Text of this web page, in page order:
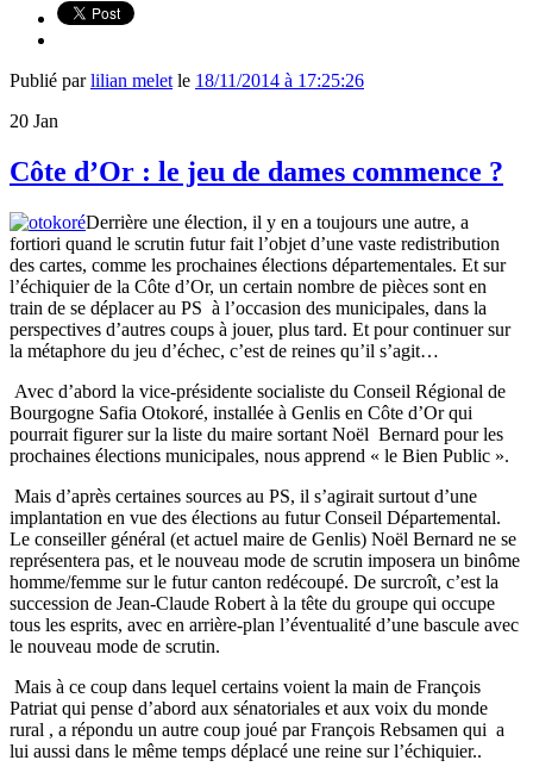
Publié parlilian melet le 18/11/2014 à 17:25:26
20 Jan
Côte d’Or : le jeu de dames commence ?
Derrière une élection, il y en a toujours une autre, a
fortiori quand le scrutin futur fait l’objet d’une vaste redistribution
des cartes, comme les prochaines élections départementales. Et sur
l’échiquier de la Côte d’Or, un certain nombre de pièces sont en
train de se déplacer au PS à l’occasion des municipales, dans la
perspectives d’autres coups à jouer, plus tard. Et pour continuer sur
la métaphore du jeu d’échec, c’est de reines qu’il s’agit…
Avec d’abord la vice-présidente socialiste du Conseil Régional de
Bourgogne Safia Otokoré, installée à Genlis en Côte d’Or qui
pourrait figurer sur la liste du maire sortant Noël Bernard pour les
prochaines élections municipales, nous apprend « le Bien Public ».
Mais d’après certaines sources au PS, il s’agirait surtout d’une
implantation en vue des élections au futur Conseil Départemental.
Le conseiller général (et actuel maire de Genlis) Noël Bernard ne se
représentera pas, et le nouveau mode de scrutin imposera un binôme
homme/femme sur le futur canton redécoupé. De surcroît, c’est la
succession de Jean-Claude Robert à la tête du groupe qui occupe
tous les esprits, avec en arrière-plan l’éventualité d’une bascule avec
le nouveau mode de scrutin.
Mais à ce coup dans lequel certains voient la main de François
Patriat qui pense d’abord aux sénatoriales et aux voix du monde
rural , a répondu un autre coup joué par François Rebsamen qui a
lui aussi dans le même temps déplacé une reine sur l’échiquier..